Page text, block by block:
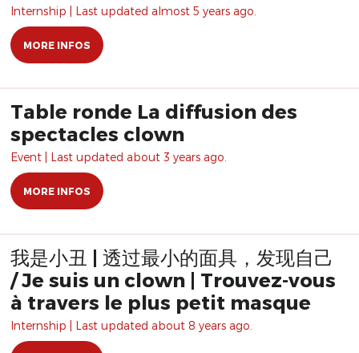
Internship | Last updated almost 5 years ago.
MORE INFOS
Table ronde La diffusion des
spectacles clown
Event | Last updated about 3 years ago.
MORE INFOS
我是小丑 | 透过最小的面具，发现自己
/ Je suis un clown | Trouvez-vous
à travers le plus petit masque
Internship | Last updated about 8 years ago.